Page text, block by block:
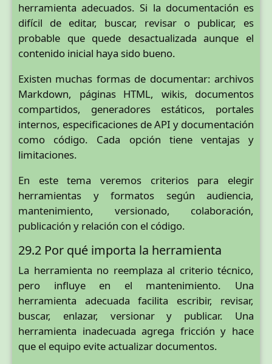
herramienta adecuados. Si la documentación es
difícil de editar, buscar, revisar o publicar, es
probable que quede desactualizada aunque el
contenido inicial haya sido bueno.
Existen muchas formas de documentar: archivos
Markdown, páginas HTML, wikis, documentos
compartidos, generadores estáticos, portales
internos, especificaciones de API y documentación
como código. Cada opción tiene ventajas y
limitaciones.
En este tema veremos criterios para elegir
herramientas y formatos según audiencia,
mantenimiento, versionado, colaboración,
publicación y relación con el código.
29.2 Por qué importa la herramienta
La herramienta no reemplaza al criterio técnico,
pero influye en el mantenimiento. Una
herramienta adecuada facilita escribir, revisar,
buscar, enlazar, versionar y publicar. Una
herramienta inadecuada agrega fricción y hace
que el equipo evite actualizar documentos.